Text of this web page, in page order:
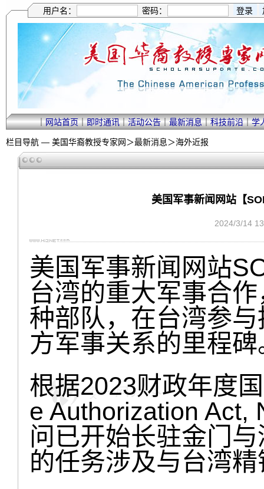
用户名： 密码：
｜网站首页｜即时通讯｜活动公告｜最新消息｜科技前沿｜学
栏目导航 — 美国华裔教授专家网＞最新消息＞海外近报
美国军事新闻网站【
2024/3/14
美国军事新闻网站
台湾的重大军事合
种部队，在台湾参
方军事关系的里程碑
根据2023财政年度
e Authorization Act,
问已开始长驻金门
的任务涉及与台湾